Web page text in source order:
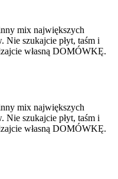
mix największych
Nie szukajcie płyt, taśm i
własną DOMÓWKĘ.
mix największych
Nie szukajcie płyt, taśm i
własną DOMÓWKĘ.